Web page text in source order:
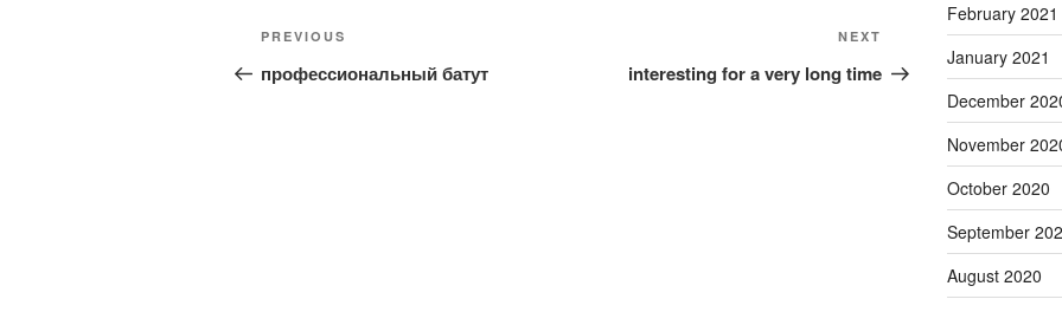
Post
navigation
Previous
Post
PREVIOUS
профессиональный батут
Post
NEXT
interesting for a very long time
February 2021
January 2021
December
November
October 2020
September
August 2020